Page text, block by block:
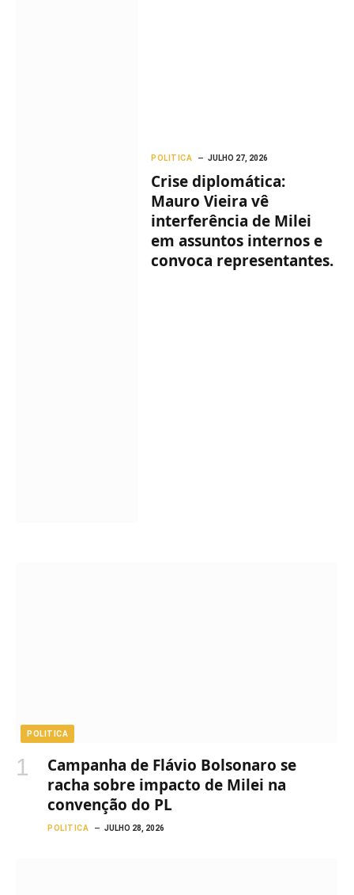
POLITICA JULHO 27, 2026
Crise diplomática:
Mauro Vieira vê
interferência de Milei
em assuntos internos e
convoca representantes.
POLITICA
Campanha de Flávio Bolsonaro se
racha sobre impacto de Milei na
convenção do PL
POLITICA JULHO 28, 2026